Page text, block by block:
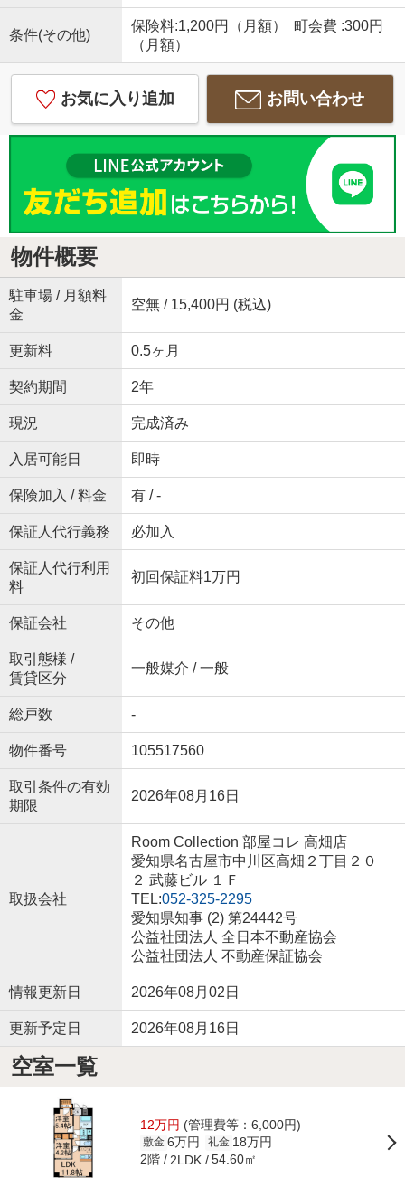
条件(その他)
保険料:1,200円（月額） 町会費 :300円
（月額）
お気に入り追加 お問い合わせ
物件概要
駐車場 / 月額料
金
空無 / 15,400円 (税込)
更新料 0.5ヶ月
契約期間 2年
現況 完成済み
入居可能日 即時
保険加入 / 料金 有 / -
保証人代行義務 必加入
保証人代行利用
料
初回保証料1万円
保証会社 その他
取引態様 /
賃貸区分
一般媒介 / 一般
総戸数 -
物件番号 105517560
取引条件の有効
期限
2026年08月16日
取扱会社
Room Collection 部屋コレ 高畑店
愛知県名古屋市中川区高畑２丁目２０
２ 武藤ビル １Ｆ
TEL:052-325-2295
愛知県知事 (2) 第24442号
公益社団法人 全日本不動産協会
公益社団法人 不動産保証協会
情報更新日 2026年08月02日
更新予定日 2026年08月16日
空室一覧
12万円 (管理費等：6,000円)
敷金 6万円 礼金 18万円
2階 2LDK 54.60㎡